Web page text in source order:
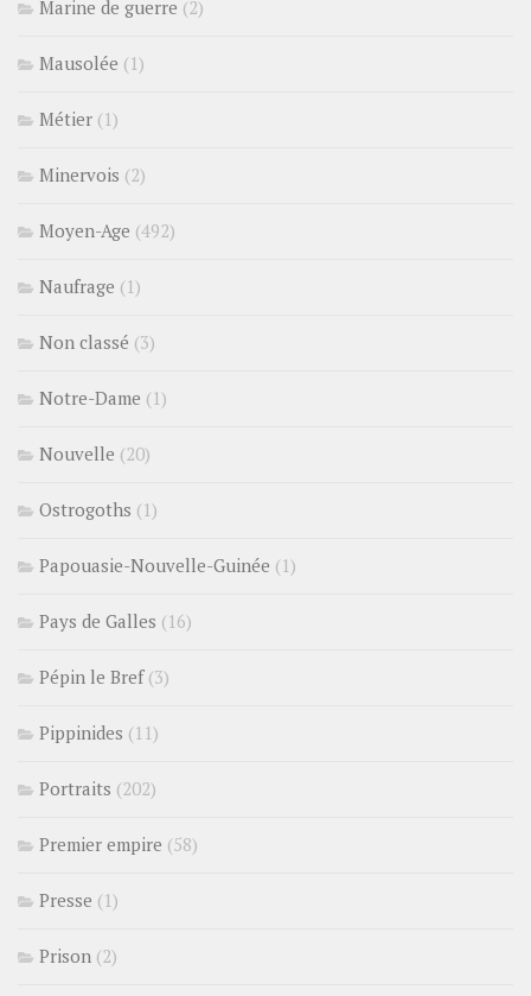
Marine de guerre (2)
Mausolée (1)
Métier (1)
Minervois (2)
Moyen-Age (492)
Naufrage (1)
Non classé (3)
Notre-Dame (1)
Nouvelle (20)
Ostrogoths (1)
Papouasie-Nouvelle-Guinée (1)
Pays de Galles (16)
Pépin le Bref(3)
Pippinides (11)
Portraits (202)
Premier empire (58)
Presse (1)
Prison (2)